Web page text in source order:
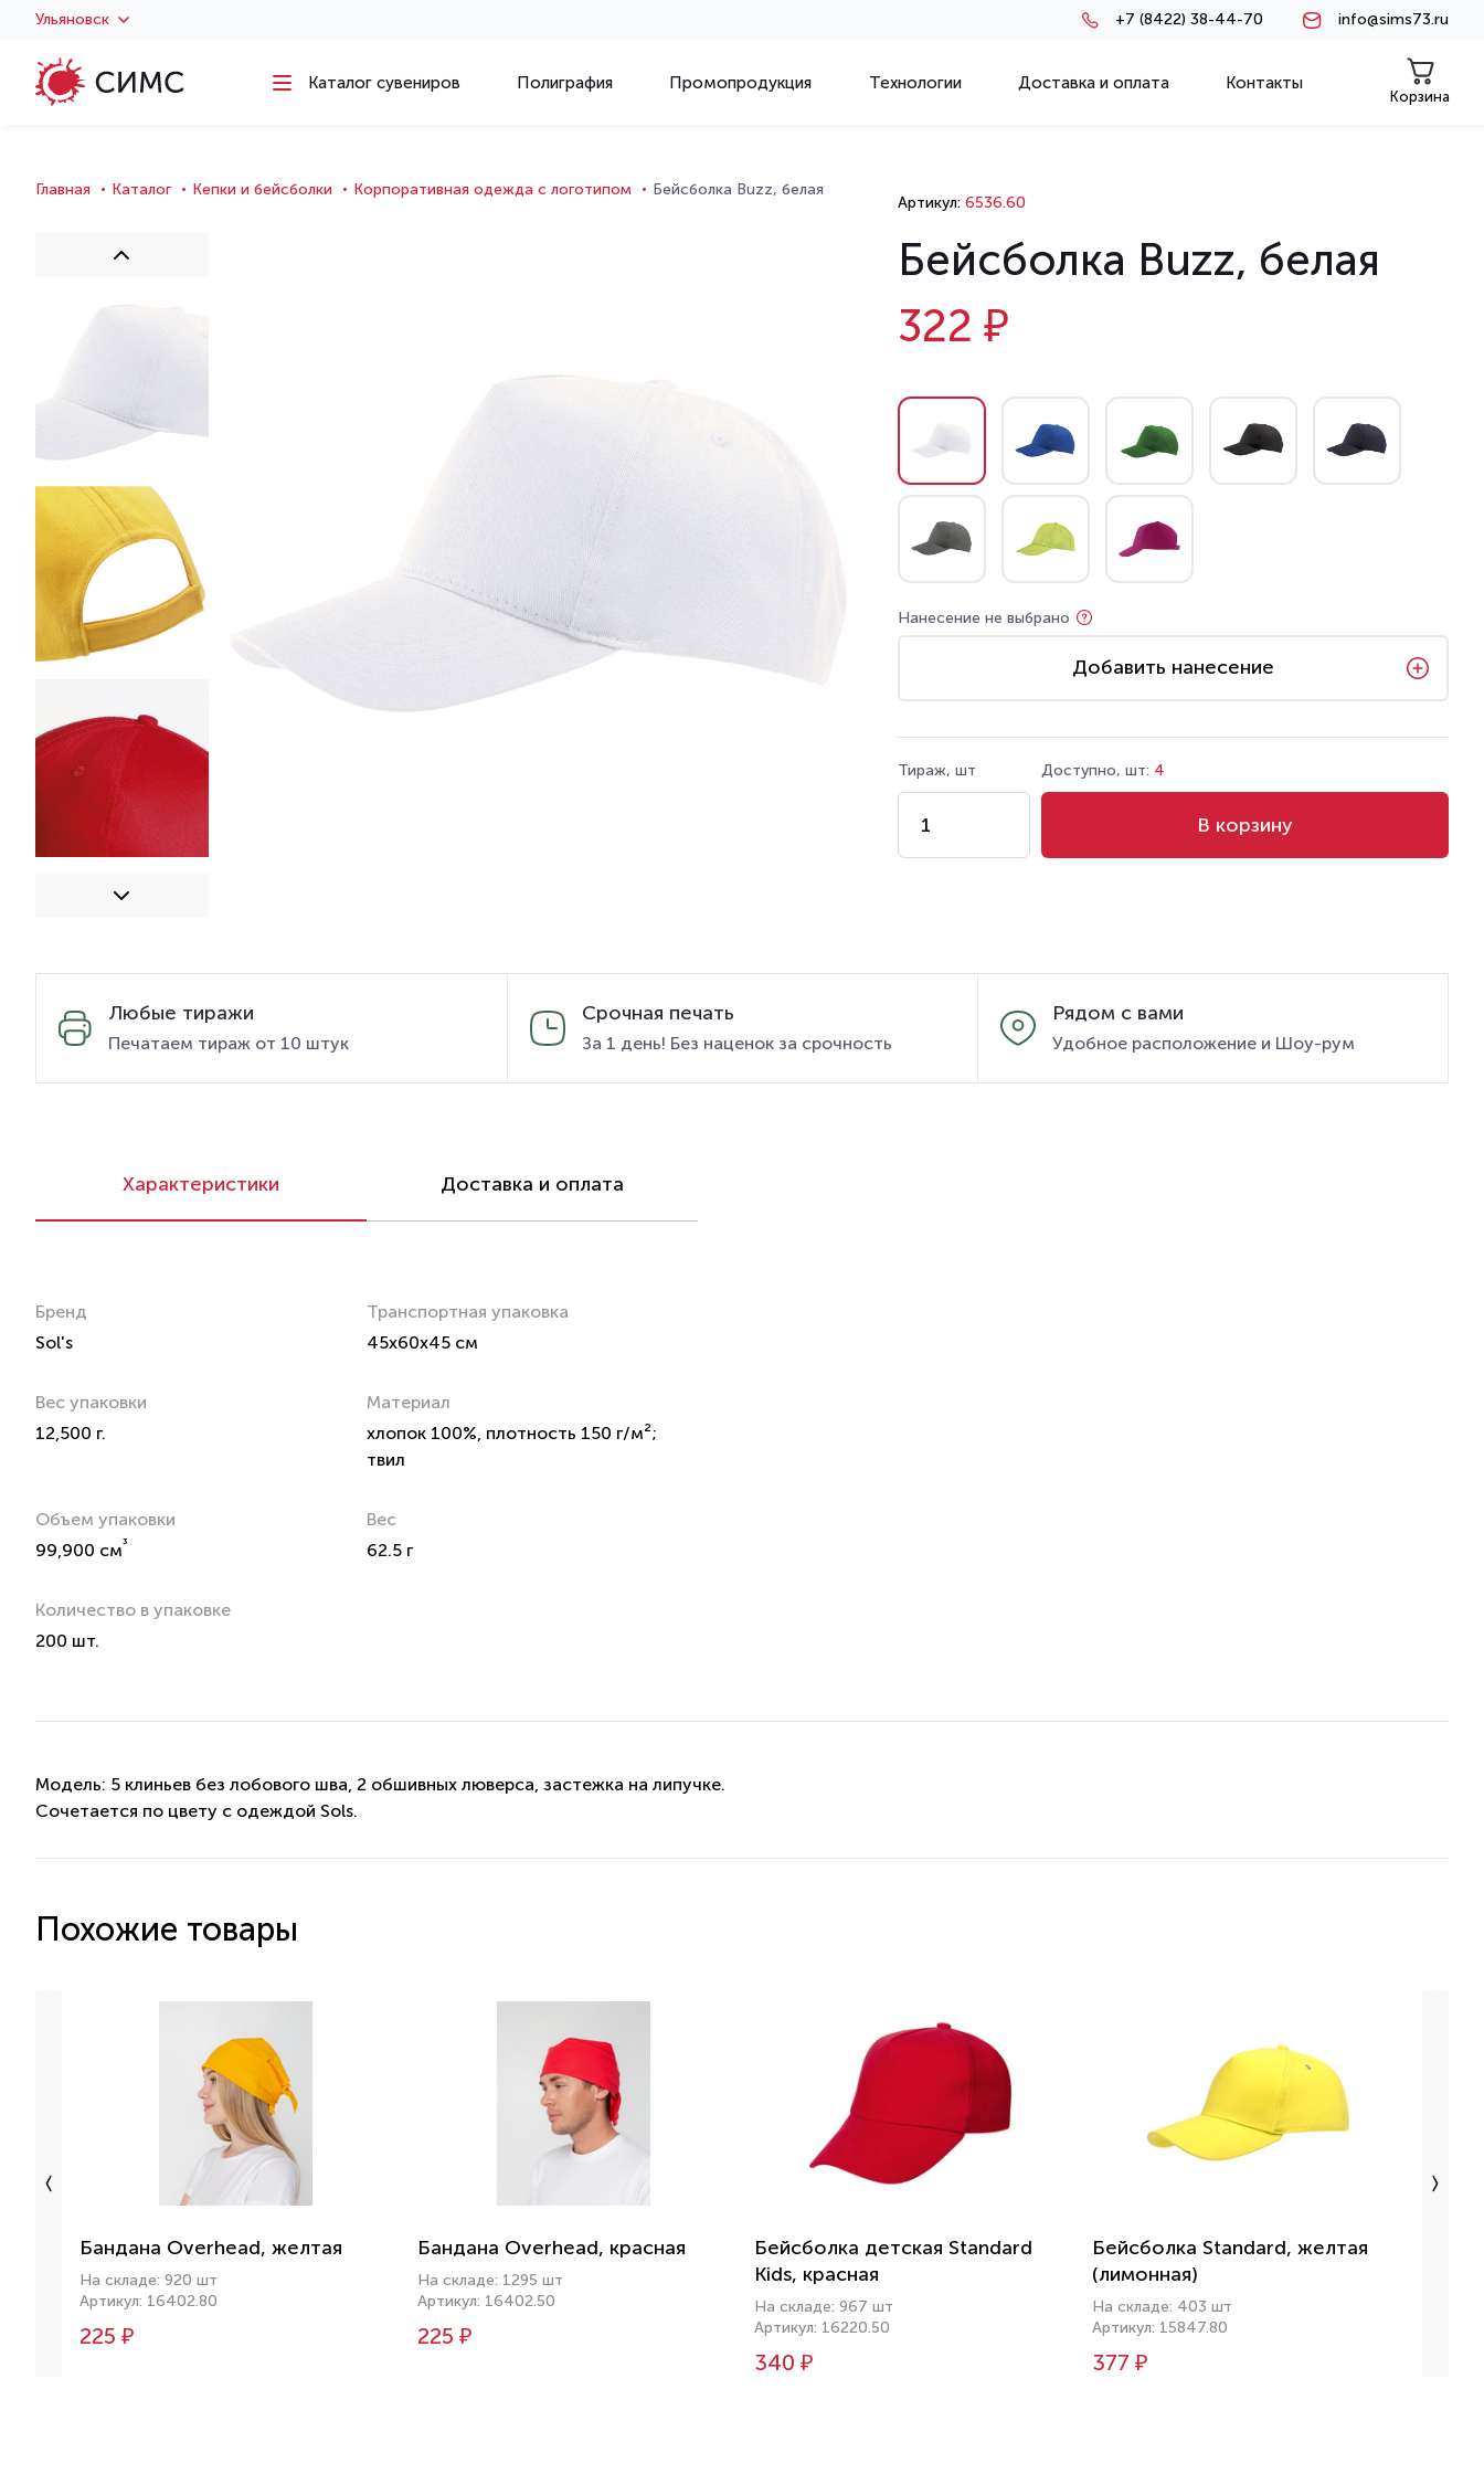
Ульяновск +7 (8422) 38-44-70 info@sims73.ru
Каталог сувениров Полиграфия Промопродукция Технологии Доставка и оплата Контакты
Корзина
Главная Каталог Кепки и бейсболки Корпоративная одежда с логотипом Бейсболка Buzz, белая
Артикул:6536.60
Бейсболка Buzz, белая
322 ₽
Нанесение не выбрано
Добавить нанесение
Тираж, шт Доступно, шт: 4
В корзину
Любые тиражи
Печатаем тираж от 10 штук
Срочная печать
За 1 день! Без наценок за срочность
Рядом с вами
Удобное расположение и Шоу-рум
Характеристики Доставка и оплата
Бренд
Sol's
Транспортная упаковка
45x60x45 см
Вес упаковки
12,500 г.
Материал
хлопок 100%, плотность 150 г/м²;
твил
Объем упаковки
99,900 см³
Вес
62.5 г
Количество в упаковке
200 шт.
Модель: 5 клиньев без лобового шва, 2 обшивных люверса, застежка на липучке.
Сочетается по цвету с одеждой Sols.
Похожие товары
Бандана Overhead, желтая
На складе: 920 шт
Артикул: 16402.80
225 ₽
Бандана Overhead, красная
На складе: 1295 шт
Артикул: 16402.50
225 ₽
Бейсболка детская Standard
Kids, красная
На складе: 967 шт
Артикул: 16220.50
340 ₽
Бейсболка Standard, желтая
(лимонная)
На складе: 403 шт
Артикул: 15847.80
377 ₽